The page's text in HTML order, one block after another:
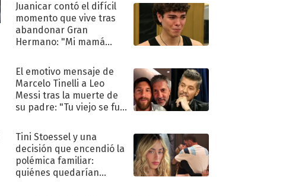
Juanicar contó el difícil
momento que vive tras
abandonar Gran
Hermano: "Mi mamá
El emotivo mensaje de
Marcelo Tinelli a Leo
Messi tras la muerte de
su padre: "Tu viejo se fue
Tini Stoessel y una
decisión que encendió la
polémica familiar:
quiénes quedarían